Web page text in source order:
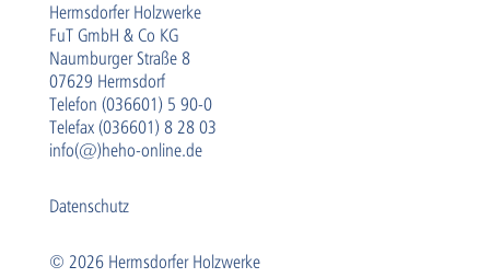
Hermsdorfer Holzwerke
FuT GmbH & Co KG
Naumburger Straße 8
07629 Hermsdorf
Telefon (036601) 5 90-0
Telefax (036601) 8 28 03
info(@)heho-online.de
Datenschutz
© 2026 Hermsdorfer Holzwerke